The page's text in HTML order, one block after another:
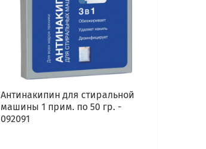
Антинакипин для стиральной
машины 1 прим. по 50 гр. -
092091